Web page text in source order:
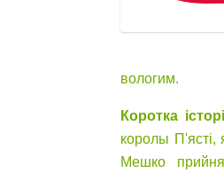
вологим.
Коротка
королы П'ясті,
Мешко